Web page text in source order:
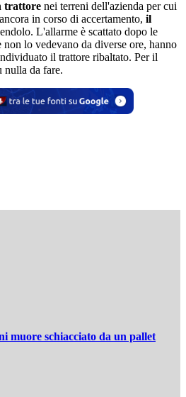
trattore nei terreni dell'azienda per cui
in corso di accertamento, il
L'allarme è scattato dopo le
lo vedevano da diverse ore, hanno
il trattore ribaltato. Per il
nulla da fare.
muore schiacciato da un pallet